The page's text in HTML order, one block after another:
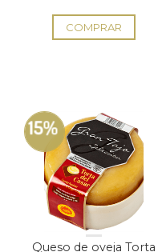
COMPRAR
15%
Queso de oveja Torta